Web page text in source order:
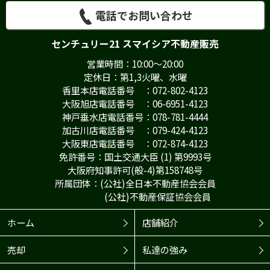
電話でお問い合わせ
センチュリー21 スマイシア不動産販売
営業時間：10:00～20:00
定休日：第1,3火曜、水曜
香里本店電話番号 ：072-802-4123
大阪旭店電話番号 ：06-6951-4123
神戸垂水店電話番号：078-781-4444
加古川店電話番号 ：079-424-4123
大阪東店電話番号 ：072-874-4123
免許番号：国土交通大臣 (1) 第9993号
大阪府知事許可(般-4)第158748号
所属団体：(公社)全日本不動産協会会員
(公社)不動産保証協会会員
ホーム
店舗紹介
売却 私達の強み